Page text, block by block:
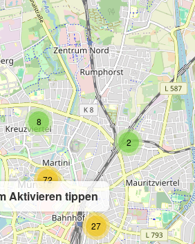
Aktivieren tippen
2
8
27
72